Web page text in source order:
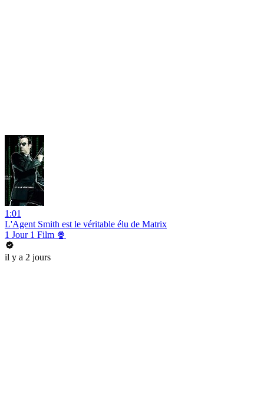
1:01
L'Agent Smith est le véritable élu de Matrix
1 Jour 1 Film 🍿
il y a 2 jours